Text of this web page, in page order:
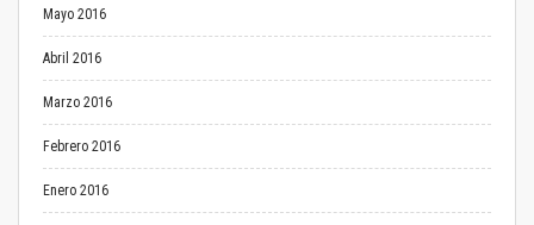
Mayo 2016
Abril 2016
Marzo 2016
Febrero 2016
Enero 2016